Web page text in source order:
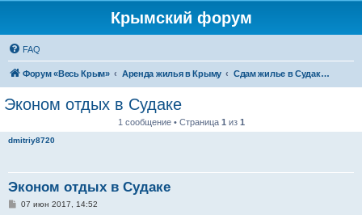
Крымский форум
FAQ
Форум «Весь Крым» Аренда жилья в Крыму Сдам жилье в Судаке - аренда жилья от хозяев
Эконом отдых в Судаке
1 сообщение • Страница 1 из 1
dmitriy8720
Эконом отдых в Судаке
С07 июн 2017, 14:52